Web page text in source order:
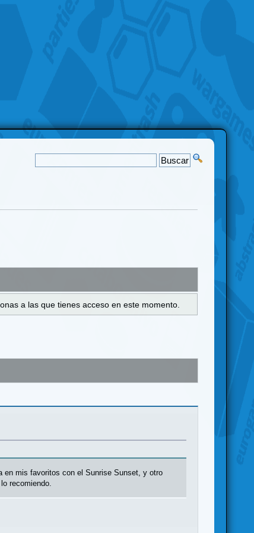
a las que tienes acceso en este momento.
en mis favoritos con el Sunrise Sunset, y otro
recomiendo.